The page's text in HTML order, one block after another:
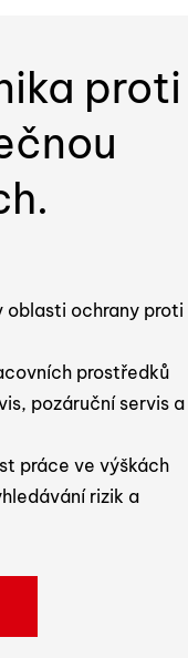
proti
oblasti ochrany proti
prostředků
pozáruční servis a
práce ve výškách
rizik a